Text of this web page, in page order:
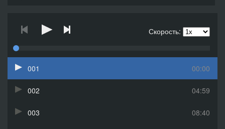
Скорость:
00:00
001
04:59
002
08:40
003